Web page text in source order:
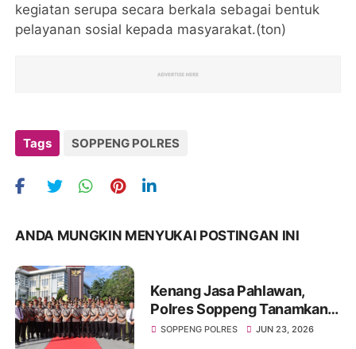
kegiatan serupa secara berkala sebagai bentuk
pelayanan sosial kepada masyarakat.(ton)
Tags SOPPENG POLRES
ANDA MUNGKIN MENYUKAI POSTINGAN INI
Kenang Jasa Pahlawan,
Polres Soppeng Tanamkan
Semangat Pengabdian di
SOPPENG POLRES JUN 23, 2026